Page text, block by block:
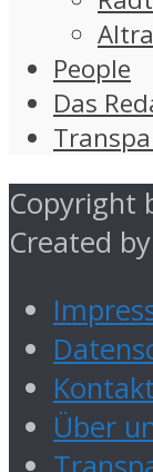
People
Das
Copyright
Created by
Kontakt
Über